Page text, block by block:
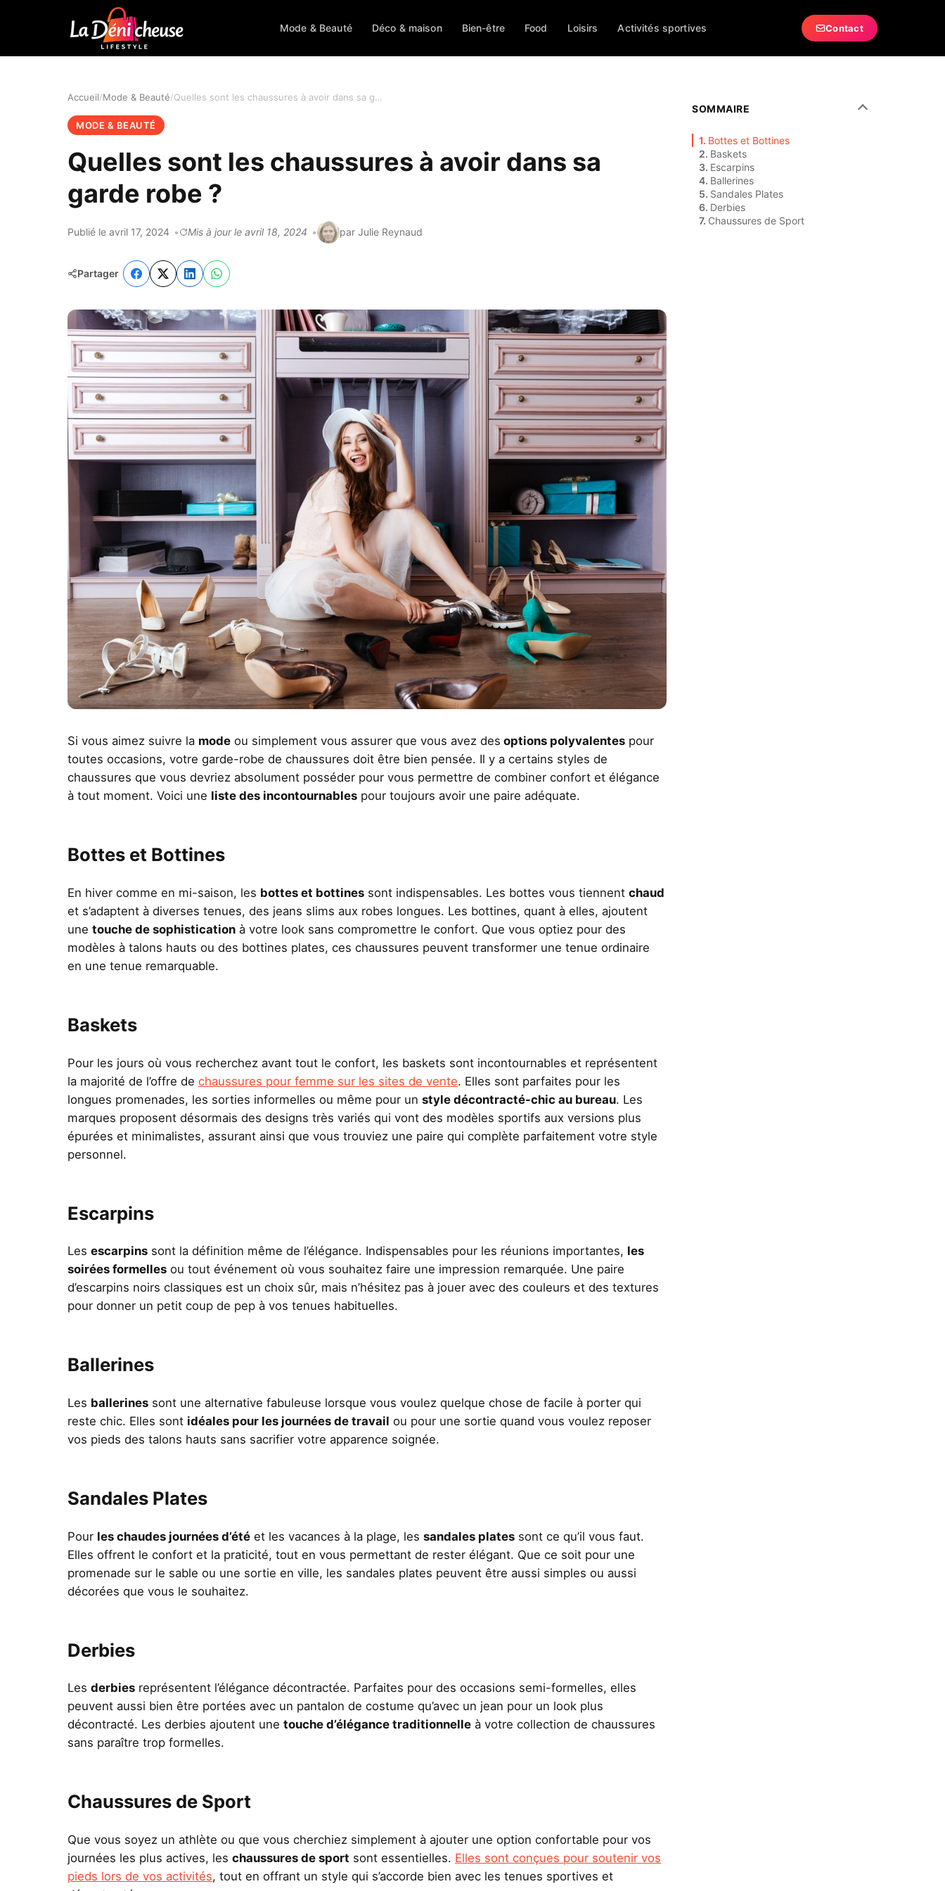
Mode & Beauté Déco & maison Bien-être Food Loisirs Activités sportives Contact
Accueil Mode & Beauté Quelles sont les chaussures à avoir dans sa garde robe ?
MODE & BEAUTÉ
Quelles sont les chaussures à avoir dans sa
garde robe ?
Publié le avril 17, 2024 Mis à jour le avril 18, 2024 par Julie Reynaud
Partager
Si vous aimez suivre la mode ou simplement vous assurer que vous avez des options polyvalentes pour
toutes occasions, votre garde-robe de chaussures doit être bien pensée. Il y a certains styles de
chaussures que vous devriez absolument posséder pour vous permettre de combiner confort et élégance
à tout moment. Voici une liste des incontournables pour toujours avoir une paire adéquate.
Bottes et Bottines
En hiver comme en mi-saison, les bottes et bottines sont indispensables. Les bottes vous tiennent chaud
et s’adaptent à diverses tenues, des jeans slims aux robes longues. Les bottines, quant à elles, ajoutent
une touche de sophistication à votre look sans compromettre le confort. Que vous optiez pour des
modèles à talons hauts ou des bottines plates, ces chaussures peuvent transformer une tenue ordinaire
en une tenue remarquable.
Baskets
Pour les jours où vous recherchez avant tout le confort, les baskets sont incontournables et représentent
la majorité de l’offre de chaussures pour femme sur les sites de vente. Elles sont parfaites pour les
longues promenades, les sorties informelles ou même pour un style décontracté-chic au bureau. Les
marques proposent désormais des designs très variés qui vont des modèles sportifs aux versions plus
épurées et minimalistes, assurant ainsi que vous trouviez une paire qui complète parfaitement votre style
personnel.
Escarpins
Les escarpins sont la définition même de l’élégance. Indispensables pour les réunions importantes, les
soirées formelles ou tout événement où vous souhaitez faire une impression remarquée. Une paire
d’escarpins noirs classiques est un choix sûr, mais n’hésitez pas à jouer avec des couleurs et des textures
pour donner un petit coup de pep à vos tenues habituelles.
Ballerines
Les ballerines sont une alternative fabuleuse lorsque vous voulez quelque chose de facile à porter qui
reste chic. Elles sont idéales pour les journées de travail ou pour une sortie quand vous voulez reposer
vos pieds des talons hauts sans sacrifier votre apparence soignée.
Sandales Plates
Pour les chaudes journées d’été et les vacances à la plage, les sandales plates sont ce qu’il vous faut.
Elles offrent le confort et la praticité, tout en vous permettant de rester élégant. Que ce soit pour une
promenade sur le sable ou une sortie en ville, les sandales plates peuvent être aussi simples ou aussi
décorées que vous le souhaitez.
Derbies
Les derbies représentent l’élégance décontractée. Parfaites pour des occasions semi-formelles, elles
peuvent aussi bien être portées avec un pantalon de costume qu’avec un jean pour un look plus
décontracté. Les derbies ajoutent une touche d’élégance traditionnelle à votre collection de chaussures
sans paraître trop formelles.
Chaussures de Sport
Que vous soyez un athlète ou que vous cherchiez simplement à ajouter une option confortable pour vos
journées les plus actives, les chaussures de sport sont essentielles. Elles sont conçues pour soutenir vos
pieds lors de vos activités, tout en offrant un style qui s’accorde bien avec les tenues sportives et
SOMMAIRE
Bottes et Bottines
Baskets
Escarpins
Ballerines
Sandales Plates
Derbies
Chaussures de Sport